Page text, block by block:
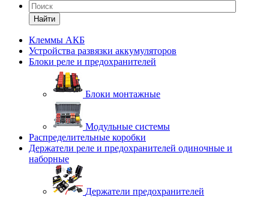
Найти
Клеммы АКБ
Устройства развязки аккумуляторов
Блоки реле и предохранителей
Блоки монтажные
Модульные системы
Распределительные коробки
Держатели реле и предохранителей одиночные и
наборные
Держатели предохранителей